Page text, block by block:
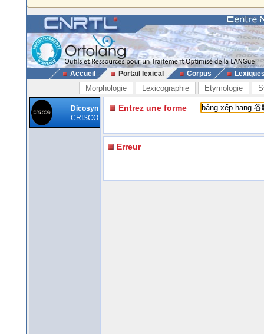
Accueil Portail lexical Corpus
Morphologie Lexicographie Etymologie
Dicosyn
CRISCO
Entrez une forme
Erreur